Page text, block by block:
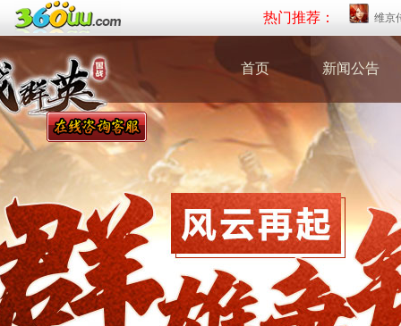
热门推荐： 维京
首页 新闻公告